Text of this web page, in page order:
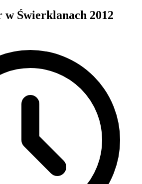
w Świerklanach 2012